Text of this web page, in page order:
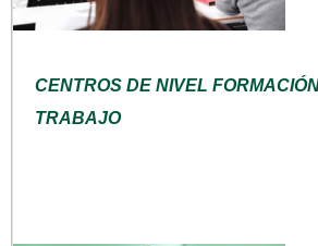
CENTROS DE NIVEL
TRABAJO